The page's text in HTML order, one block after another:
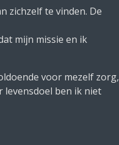
zichzelf te vinden. De
mijn missie en ik
voor mezelf zorg,
levensdoel ben ik niet